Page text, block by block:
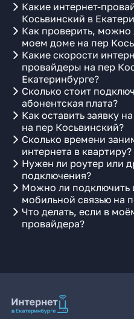
Какие интернет-
Косьвинский в
Как проверить, можно
моем доме на пер
Какие скорости
провайдеры на пер
Екатеринбурге?
Сколько стоит
абонентская плата?
Как оставить заявку
на пер Косьвинский?
Сколько времени
интернета в квартиру?
Нужен ли роутер или
подключения?
Можно ли подключить
мобильной связью на
Что делать, если в
провайдера?